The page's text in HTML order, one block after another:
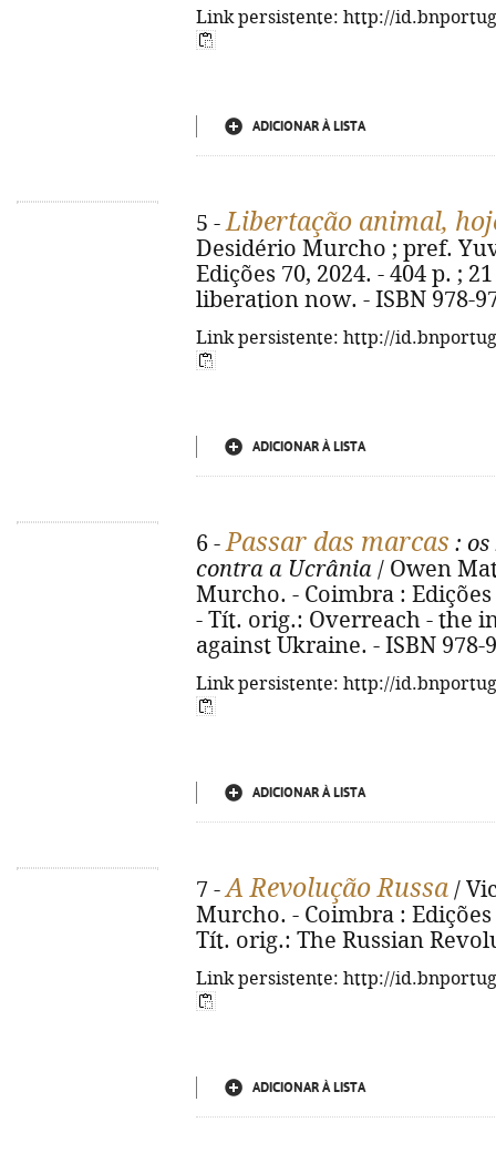
Link persistente: http://
ADICIONAR À LISTA
5 -Libertação animal,
Desidério Murcho ; pref.
Edições 70, 2024. - 404 p. ;
liberation now. - ISBN 978-
Link persistente: http://
ADICIONAR À LISTA
6 -Passar das marcas :
contra a Ucrânia / Owen
Murcho. - Coimbra : Edições
- Tít. orig.: Overreach - the
against Ukraine. - ISBN 978-
Link persistente: http://
ADICIONAR À LISTA
7 -A Revolução Russa /
Murcho. - Coimbra : Edições
Tít. orig.: The Russian
Link persistente: http://
ADICIONAR À LISTA